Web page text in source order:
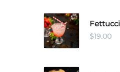
$19.00